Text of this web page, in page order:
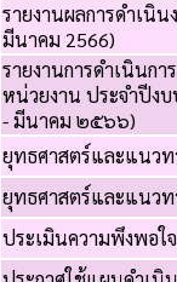
รายงานผลการดำเนิ
มีนาคม 2566)
รายงานการดำเนินก
หน่วยงาน ประจำปีง
- มีนาคม ๒๕๖๖)
ยุทธศาสตร์และแนว
ยุทธศาสตร์และแนว
ประเมินความพึงพอใ